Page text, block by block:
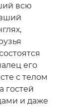
всю
его
с телом
гостей
и даже